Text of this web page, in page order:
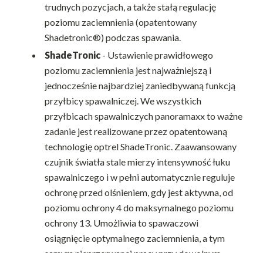
trudnych pozycjach, a także stałą regulację
poziomu zaciemnienia (opatentowany
Shadetronic®) podczas spawania.
ShadeTronic - Ustawienie prawidłowego
poziomu zaciemnienia jest najważniejszą i
jednocześnie najbardziej zaniedbywaną funkcją
przyłbicy spawalniczej. We wszystkich
przyłbicach spawalniczych panoramaxx to ważne
zadanie jest realizowane przez opatentowaną
technologię optrel ShadeTronic. Zaawansowany
czujnik światła stale mierzy intensywność łuku
spawalniczego i w pełni automatycznie reguluje
ochronę przed olśnieniem, gdy jest aktywna, od
poziomu ochrony 4 do maksymalnego poziomu
ochrony 13. Umożliwia to spawaczowi
osiągnięcie optymalnego zaciemnienia, a tym